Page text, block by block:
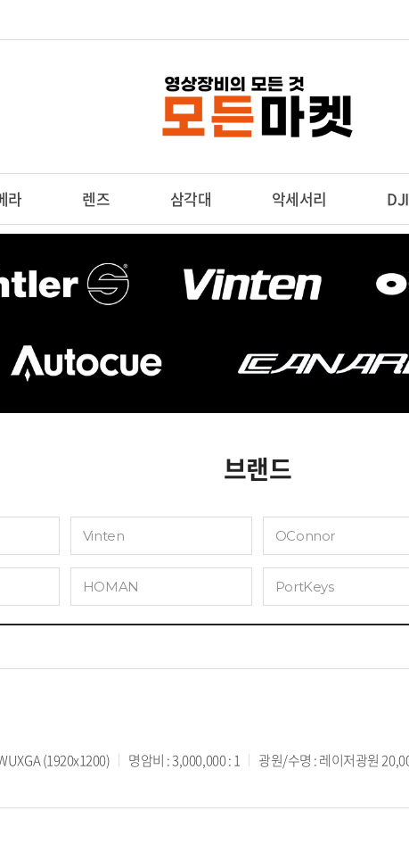
라 렌즈 삼각대 악세서리 DJI
브랜드
Vinten OConnor
HOMAN PortKeys
(1920x1200) 명암비 : 3,000,000 : 1 광원/수명 : 레이저광원